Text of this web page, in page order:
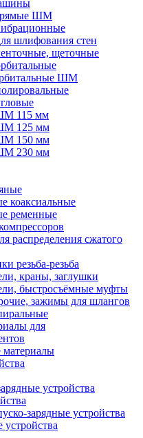
ШМ
шлифования стен
щеточные
ШМ
115 мм
125 мм
150 мм
230 мм
коаксиальные
ременные
распределения сжатого
резьба-резьба
краны, заглушки
быстросъёмные муфты
зажимы для шлангов
для
материалы
устройства
зарядные устройства